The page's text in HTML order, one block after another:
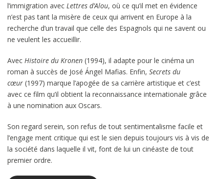
l’immigra­tion avec Lettres d’Alou, où ce qu’il met en évidence
n’est pas tant la misère de ceux qui arrivent en Euro­pe à la
recherche d’un travail que celle des Espagnols qui ne savent ou
ne veulent les accueillir.
Avec Histoire du Kronen (1994), il adapte pour le cinéma un
roman à succès de José Ángel Mafias. Enfin, Secrets du
cœur (1997) marque l’apogée de sa carrière artistique et c’est
avec ce film qu’il obtient la reconnaissance internationale grâce
à une nomination aux Oscars.
Son regard serein, son refus de tout sentimentalisme facile et
l’engage­ ment critique qui est le sien depuis toujours vis à vis de
la société dans laquelle il vit, font de lui un cinéaste de tout
premier ordre.